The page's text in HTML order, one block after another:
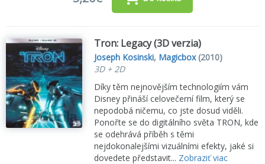
Tron: Legacy (3D verzia)
Joseph Kosinski, Magicbox(2010)
3D + 2D
Díky těm nejnovějším technologiím vám
Disney přináší celovečerní film, který se
nepodobá ničemu, co jste dosud viděli.
Ponořte se do digitálního světa TRON, kde
se odehrává příběh s těmi
nejdokonalejšími vizuálními efekty, jaké si
dovedete představit... Zobraziť viac